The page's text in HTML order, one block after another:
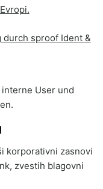
sproof Ident &
User und
korporativni zasnovi
zvestih blagovni